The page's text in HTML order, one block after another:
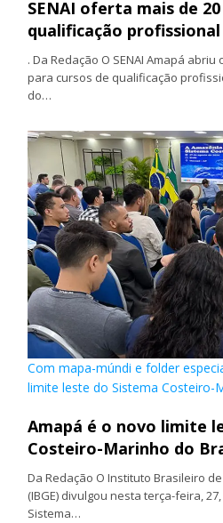
SENAI oferta mais de
qualificação
. Da Redação O SENAI Amapá
para cursos de qualificação
do…
Com mapa-múndi e folder
limite leste do Sistema Costeiro-
Amapá é o novo limite
Costeiro-Marinho do
Da Redação O Instituto Brasileiro
(IBGE) divulgou nesta terça-feira,
Sistema…